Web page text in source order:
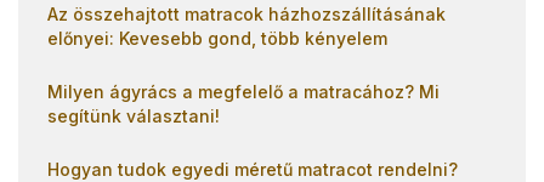
Az összehajtott matracok házhozszállításának
előnyei: Kevesebb gond, több kényelem
Milyen ágyrács a megfelelő a matracához? Mi
segítünk választani!
Hogyan tudok egyedi méretű matracot rendelni?